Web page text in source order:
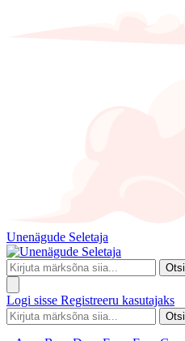
Unenägude Seletaja
Otsi
Logi sisse Registreeru kasutajaks
Otsi